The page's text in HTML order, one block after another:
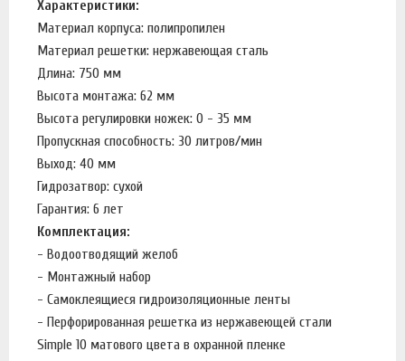
Характеристики:
Материал корпуса: полипропилен
Материал решетки: нержавеющая сталь
Длина: 750 мм
Высота монтажа: 62 мм
Высота регулировки ножек: 0 - 35 мм
Пропускная способность: 30 литров/мин
Выход: 40 мм
Гидрозатвор: сухой
Гарантия: 6 лет
Комплектация:
- Водоотводящий желоб
- Монтажный набор
- Самоклеящиеся гидроизоляционные ленты
- Перфорированная решетка из нержавеющей стали
Simple 10 матового цвета в охранной пленке